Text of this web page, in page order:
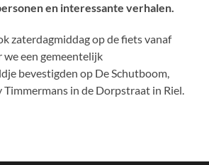
en interessante verhalen.
zaterdagmiddag op de fiets vanaf
we een gemeentelijk
bevestigden op De Schutboom,
in de Dorpstraat in Riel.